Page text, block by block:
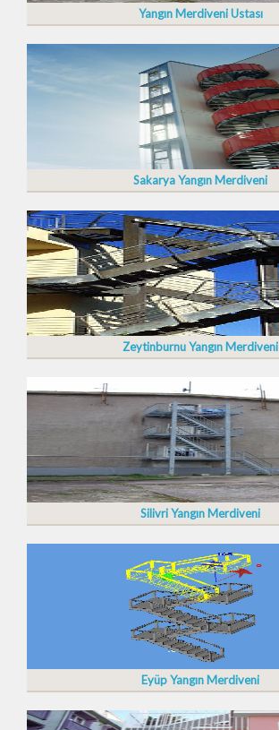
Yangın Merdiveni Ustası
Sakarya Yangın Merdiveni
Zeytinburnu Yangın Merdiveni
Silivri Yangın Merdiveni
Eyüp Yangın Merdiveni